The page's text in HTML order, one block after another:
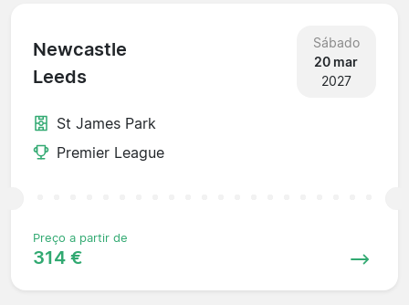
Newcastle
Leeds
Sábado
20 mar
2027
St James Park
Premier League
Preço a partir de
314 €